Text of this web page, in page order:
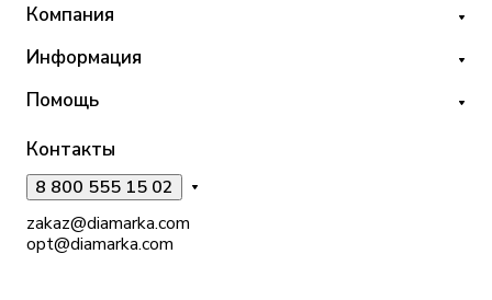
Компания
Информация
Помощь
Контакты
8 800 555 15 02
zakaz@diamarka.com
opt@diamarka.com